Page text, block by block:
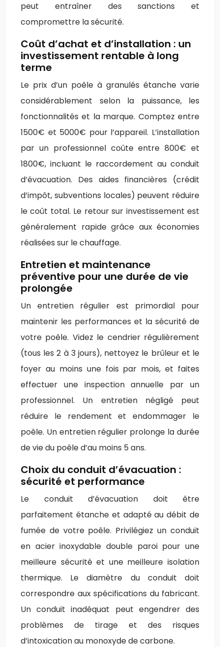
peut entraîner des sanctions et
compromettre la sécurité.
Coût d’achat et d’installation : un
investissement rentable à long
terme
Le prix d’un poêle à granulés étanche varie
considérablement selon la puissance, les
fonctionnalités et la marque. Comptez entre
1500€ et 5000€ pour l’appareil. L’installation
par un professionnel coûte entre 800€ et
1800€, incluant le raccordement au conduit
d’évacuation. Des aides financières (crédit
d’impôt, subventions locales) peuvent réduire
le coût total. Le retour sur investissement est
généralement rapide grâce aux économies
réalisées sur le chauffage.
Entretien et maintenance
préventive pour une durée de vie
prolongée
Un entretien régulier est primordial pour
maintenir les performances et la sécurité de
votre poêle. Videz le cendrier régulièrement
(tous les 2 à 3 jours), nettoyez le brûleur et le
foyer au moins une fois par mois, et faites
effectuer une inspection annuelle par un
professionnel. Un entretien négligé peut
réduire le rendement et endommager le
poêle. Un entretien régulier prolonge la durée
de vie du poêle d’au moins 5 ans.
Choix du conduit d’évacuation :
sécurité et performance
Le conduit d’évacuation doit être
parfaitement étanche et adapté au débit de
fumée de votre poêle. Privilégiez un conduit
en acier inoxydable double paroi pour une
meilleure sécurité et une meilleure isolation
thermique. Le diamètre du conduit doit
correspondre aux spécifications du fabricant.
Un conduit inadéquat peut engendrer des
problèmes de tirage et des risques
d’intoxication au monoxyde de carbone.